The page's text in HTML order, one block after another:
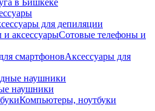
в Бишкеке
для депиляции
Сотовые телефоны и
Аксессуары для
наушники
наушники
Компьютеры, ноутбуки